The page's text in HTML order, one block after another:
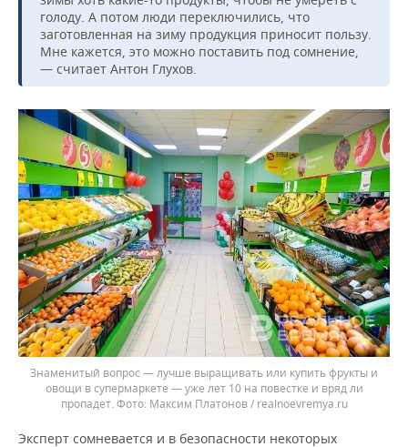
голоду. А потом люди переключились, что
заготовленная на зиму продукция приносит пользу.
Мне кажется, это можно поставить под сомнение,
— считает Антон Глухов.
Знаменитый вопрос — лучше выращивать или купить фрукты и
овощи в супермаркете — уже лет 10 на повестке и вряд ли
пропадет.
Максим Платонов / realnoevremya.ru
Эксперт сомневается и в безопасности некоторых